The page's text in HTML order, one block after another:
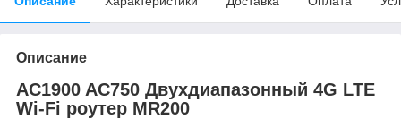
Описание
AC1900 AC750 Двухдиапазонный 4G LTE
Wi‑Fi роутер MR200